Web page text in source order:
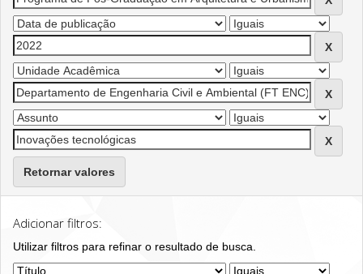
Retornar valores
Adicionar filtros:
Utilizar filtros para refinar o resultado de busca.